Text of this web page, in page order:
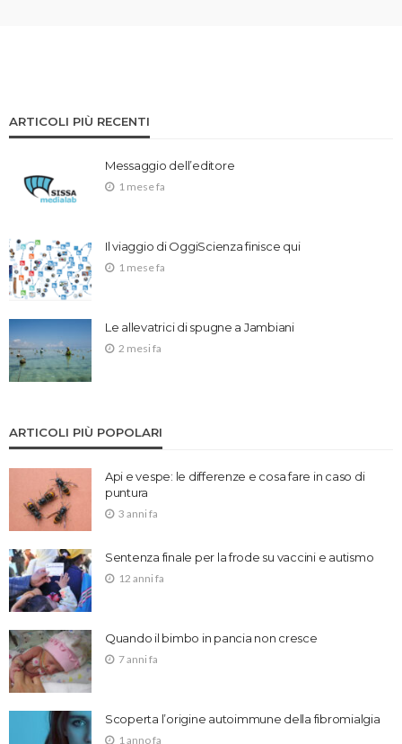
ARTICOLI PIÙ RECENTI
Messaggio dell’editore
1 mese fa
Il viaggio di OggiScienza finisce qui
1 mese fa
Le allevatrici di spugne a Jambiani
2 mesi fa
ARTICOLI PIÙ POPOLARI
Api e vespe: le differenze e cosa fare in caso di
puntura
3 anni fa
Sentenza finale per la frode su vaccini e autismo
12 anni fa
Quando il bimbo in pancia non cresce
7 anni fa
Scoperta l’origine autoimmune della fibromialgia
1 anno fa